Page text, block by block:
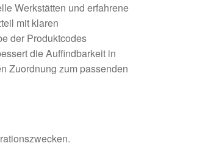
Werkstätten und erfahrene
mit klaren
der Produktcodes
die Auffindbarkeit in
Zuordnung zum passenden